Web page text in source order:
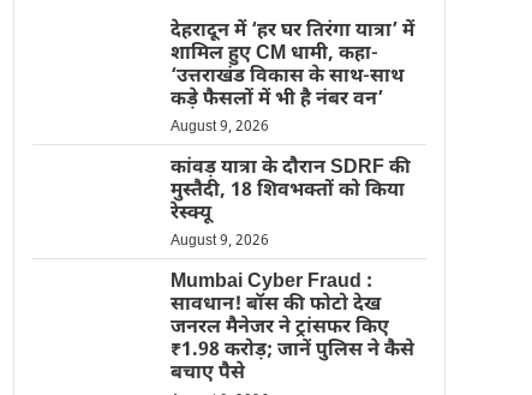
देहरादून में ‘हर घर तिरंगा यात्रा’ में
शामिल हुए CM धामी, कहा-
‘उत्तराखंड विकास के साथ-साथ
कड़े फैसलों में भी है नंबर वन’
August 9, 2026
कांवड़ यात्रा के दौरान SDRF की
मुस्तैदी, 18 शिवभक्तों को किया
रेस्क्यू
August 9, 2026
Mumbai Cyber Fraud :
सावधान! बॉस की फोटो देख
जनरल मैनेजर ने ट्रांसफर किए
₹1.98 करोड़; जानें पुलिस ने कैसे
बचाए पैसे